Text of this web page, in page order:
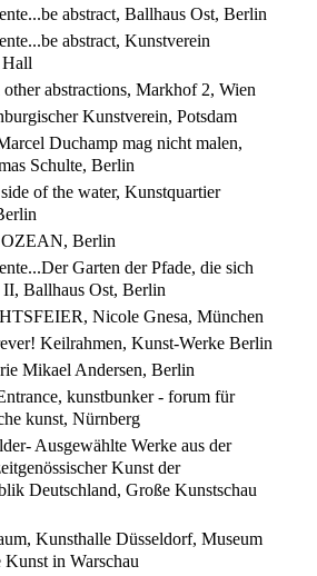
abstract, Ballhaus Ost, Berlin
abstract, Kunstverein
Hall
abstractions, Markhof 2, Wien
Kunstverein, Potsdam
Duchamp mag nicht malen,
Schulte, Berlin
of the water, Kunstquartier
Berlin
Garten der Pfade, die sich
Ballhaus Ost, Berlin
Nicole Gnesa, München
Keilrahmen, Kunst-Werke Berlin
Mikael Andersen, Berlin
kunstbunker - forum für
kunst, Nürnberg
Ausgewählte Werke aus der
Kunst der
Deutschland, Große Kunstschau
Kunsthalle Düsseldorf, Museum
in Warschau